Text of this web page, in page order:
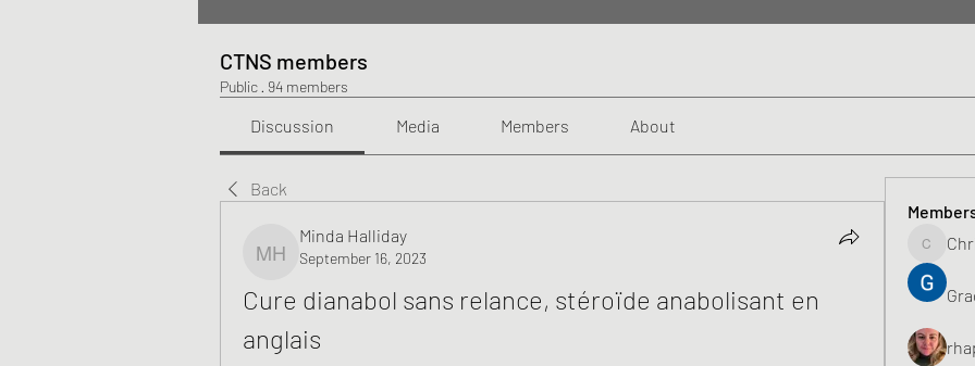
CTNS members
Public · 94 members
Discussion Media Members About
Back
Minda Halliday
Minda Halliday
September 16, 2023
Cure dianabol sans relance, stéroïde anabolisant en
anglais
Chris